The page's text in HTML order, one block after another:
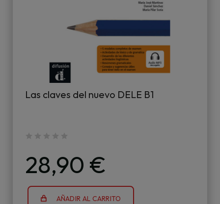
Las claves del nuevo DELE B1
28,90 €
AÑADIR AL CARRITO